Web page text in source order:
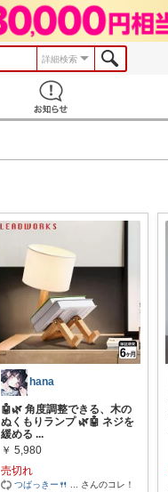
詳細検索
hana
🤖🌿 角度調整できる、木の
ぬくもりランプ 🌿🤖 ネジを
緩める ...
￥ 5,980
売切れ
つばっきー🍴 さんのコレ！